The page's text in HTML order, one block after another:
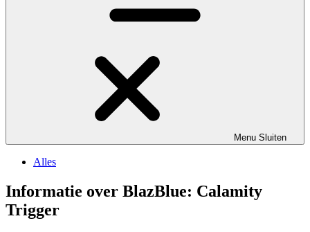
Menu Sluiten
Alles
Informatie over BlazBlue: Calamity
Trigger